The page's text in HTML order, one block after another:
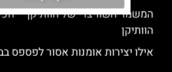
המשמר השוויצרי של הוותיקן –
הוותיקן
אילו יצירות אומנות אסור לפספס